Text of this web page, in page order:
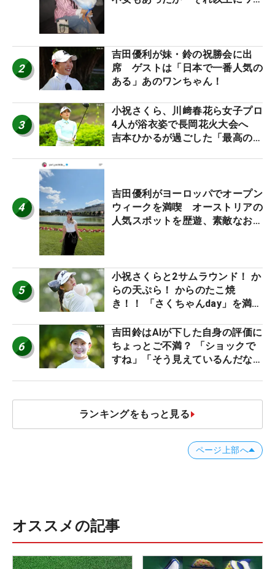
2
吉田優利が妹・鈴の祝勝会に出
席 ゲストは「日本で一番人気の
ある」あのワンちゃん！
3
小祝さくら、川﨑春花ら女子プロ
4人が浴衣姿で長岡花火大会へ
吉本ひかるが過ごした「最高の夏
4
吉田優利がヨーロッパでオープン
ウィークを満喫 オーストリアの
人気スポットを歴遊、素敵なお土
5
小祝さくらと2サムラウンド！ か
らの天ぷら！ からのたこ焼
き！！ 「さくちゃんday」を満喫
6
吉田鈴はAIが下した自身の評価に
ちょっとご不満？ 「ショックで
すね」「そう見えているんだなぁ
ランキングをもっと見る
ページ上部へ
オススメの記事